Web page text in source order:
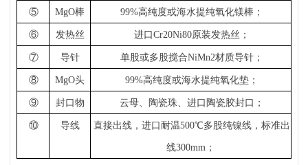
⑤ MgO棒 99%高纯度或海水提纯氧化镁棒；
⑥ 发热丝 进口Cr20Ni80原装发热丝；
⑦ 导针 单股或多股搅合NiMn2材质导针；
⑧ MgO头 99%高纯度或海水提纯氧化垫；
⑨ 封口物 云母、陶瓷珠、进口陶瓷胶封口；
⑩ 导线 直接出线，进口耐温500℃多股纯镍线，标准出
线300mm；